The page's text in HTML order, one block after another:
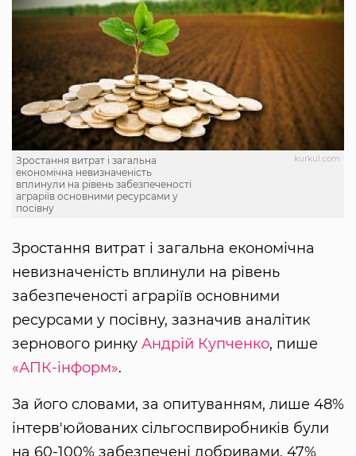
kurkul.com
Зростання витрат і загальна
економічна невизначеність
вплинули на рівень забезпеченості
аграріїв основними ресурсами у
посівну
Зростання витрат і загальна економічна
невизначеність вплинули на рівень
забезпеченості аграріїв основними
ресурсами у посівну, зазначив аналітик
зернового ринку Андрій Купченко, пише
«АПК-інформ».
За його словами, за опитуванням, лише 48%
інтерв'юйованих сільгоспвиробників були
на 60-100% забезпечені добривами, 47%